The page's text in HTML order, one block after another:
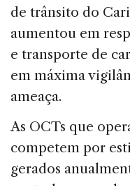
de trânsito do
aumentou em
e transporte de
em máxima
ameaça.
As OCTs que
competem por
gerados